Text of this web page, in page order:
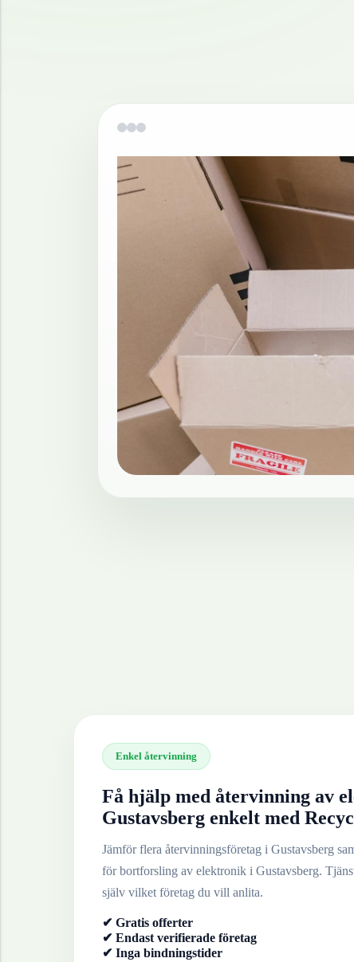
Enkel återvinning
Få hjälp med återvinning av
Gustavsberg enkelt med
Jämför flera återvinningsföretag i Gustavsberg
för bortforsling av elektronik i Gustavsberg.
själv vilket företag du vill anlita.
✔ Gratis offerter
✔ Endast verifierade företag
✔ Inga bindningstider